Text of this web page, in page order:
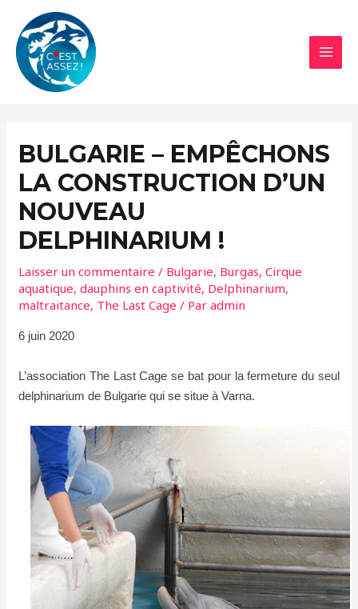
contenu
BULGARIE – EMPÊCHONS
LA CONSTRUCTION D’UN
NOUVEAU
DELPHINARIUM !
Laisser un commentaire / Bulgarie, Burgas,Cirque
aquatique,dauphins en captivité, Delphinarium,
maltraitance, The Last Cage / Paradmin
6 juin 2020
L’association The Last Cage se bat pour la fermeture du seul
delphinarium de Bulgarie qui se situe à Varna.